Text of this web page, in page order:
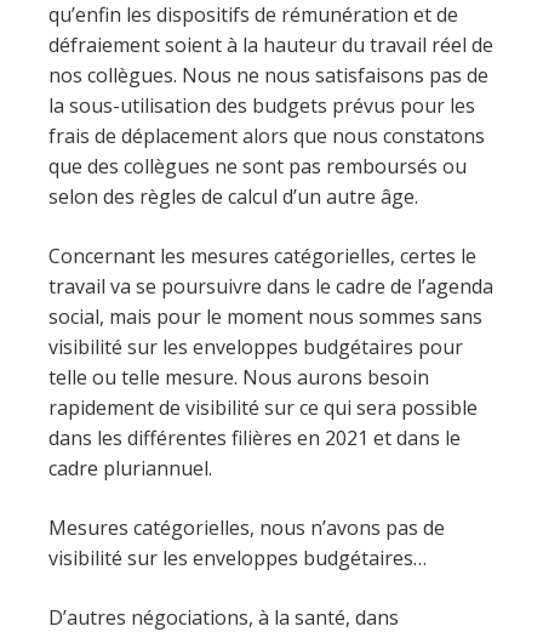
qu’enfin les dispositifs de rémunération et de
défraiement soient à la hauteur du travail réel de
nos collègues. Nous ne nous satisfaisons pas de
la sous-utilisation des budgets prévus pour les
frais de déplacement alors que nous constatons
que des collègues ne sont pas remboursés ou
selon des règles de calcul d’un autre âge.
Concernant les mesures catégorielles, certes le
travail va se poursuivre dans le cadre de l’agenda
social, mais pour le moment nous sommes sans
visibilité sur les enveloppes budgétaires pour
telle ou telle mesure. Nous aurons besoin
rapidement de visibilité sur ce qui sera possible
dans les différentes filières en 2021 et dans le
cadre pluriannuel.
Mesures catégorielles, nous n’avons pas de
visibilité sur les enveloppes budgétaires…
D’autres négociations, à la santé, dans